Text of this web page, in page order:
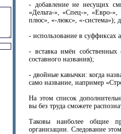
- добавление не несущих
«Дельта-», «Спец-», «Евро-
плюс», «-люкс», «-система»);
- использование в суффиксах
- вставка имён
составного названия);
- двойные кавычки: когда
само название, например
На этом список
вы без труда сможете
Таковы наиболее общие
организации. Следование